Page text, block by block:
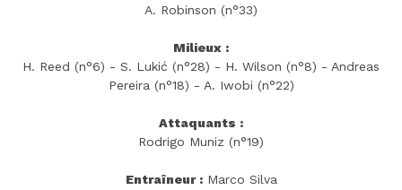
A. Robinson (n°33)
Milieux :
H. Reed (n°6) - S. Lukić (n°28) - H. Wilson (n°8) - Andreas
Pereira (n°18) - A. Iwobi (n°22)
Attaquants :
Rodrigo Muniz (n°19)
Entraîneur :Marco Silva